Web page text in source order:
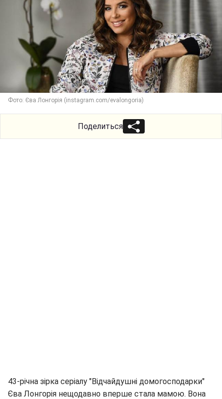
Фото: Єва Лонгорія (instagram.com/evalongoria)
Поделиться
43-річна зірка серіалу "Відчайдушні домогосподарки"
Єва Лонгорія нещодавно вперше стала мамою. Вона